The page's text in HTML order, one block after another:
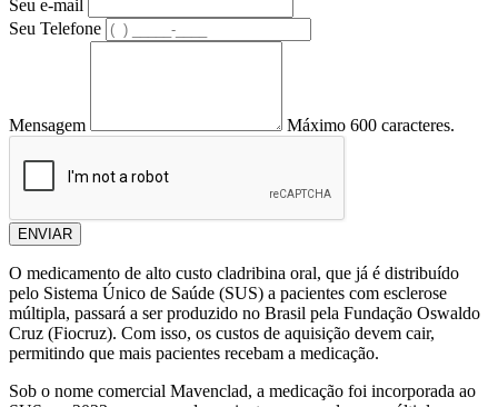
Seu e-mail
Seu Telefone
Mensagem Máximo 600 caracteres.
ENVIAR
O medicamento de alto custo cladribina oral, que já é distribuído
pelo Sistema Único de Saúde (SUS) a pacientes com esclerose
múltipla, passará a ser produzido no Brasil pela Fundação Oswaldo
Cruz (Fiocruz). Com isso, os custos de aquisição devem cair,
permitindo que mais pacientes recebam a medicação.
Sob o nome comercial Mavenclad, a medicação foi incorporada ao